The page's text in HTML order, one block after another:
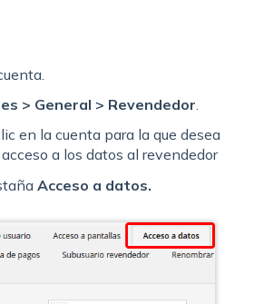
> General > Revendedor.
en la cuenta para la que desea
a los datos al revendedor
Acceso a datos.